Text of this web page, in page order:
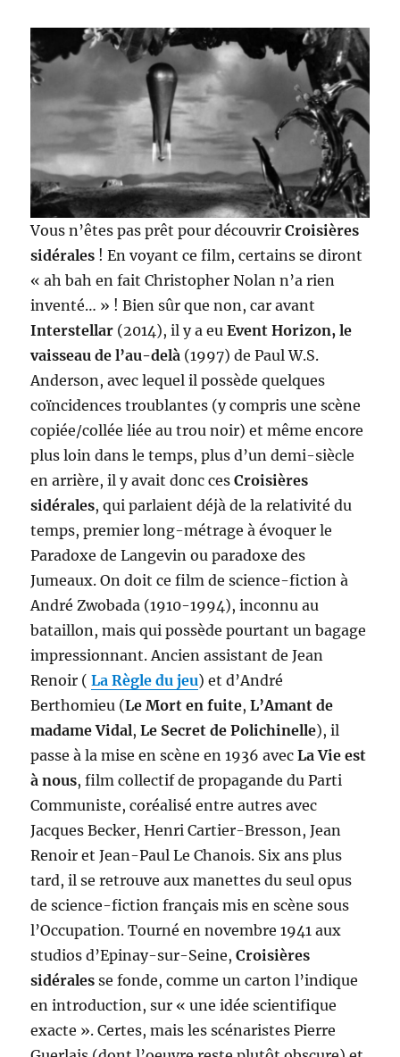
Vous n’êtes pas prêt pour découvrirCroisières
sidérales ! En voyant ce film, certains se diront
« ah bah en fait Christopher Nolan n’a rien
inventé… » ! Bien sûr que non, car avant
Interstellar (2014), il y a euEvent Horizon, le
vaisseau de l’au-delà (1997) de Paul W.S.
Anderson, avec lequel il possède quelques
coïncidences troublantes (y compris une scène
copiée/collée liée au trou noir) et même encore
plus loin dans le temps, plus d’un demi-siècle
en arrière, il y avait donc cesCroisières
sidérales, qui parlaient déjà de la relativité du
temps, premier long-métrage à évoquer le
Paradoxe de Langevin ou paradoxe des
Jumeaux. On doit ce film de science-fiction à
André Zwobada (1910-1994), inconnu au
bataillon, mais qui possède pourtant un bagage
impressionnant. Ancien assistant de Jean
Renoir (La Règle du jeu) et d’André
Berthomieu (Le Mort en fuite,L’Amant de
madame Vidal,Le Secret de Polichinelle), il
passe à la mise en scène en 1936 avecLa Vie est
à nous, film collectif de propagande du Parti
Communiste, coréalisé entre autres avec
Jacques Becker, Henri Cartier-Bresson, Jean
Renoir et Jean-Paul Le Chanois. Six ans plus
tard, il se retrouve aux manettes du seul opus
de science-fiction français mis en scène sous
l’Occupation. Tourné en novembre 1941 aux
studios d’Epinay-sur-Seine,Croisières
sidérales se fonde, comme un carton l’indique
en introduction, sur « une idée scientifique
exacte ». Certes, mais les scénaristes Pierre